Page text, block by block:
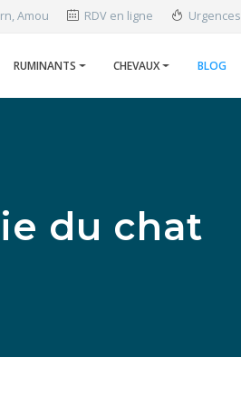
Amou RDV en ligne Urgences
RUMINANTS CHEVAUX BLOG
du chat